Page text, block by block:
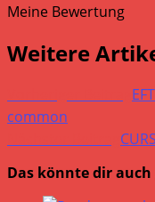
Meine Bewertung
Weitere
common
Das könnte dir